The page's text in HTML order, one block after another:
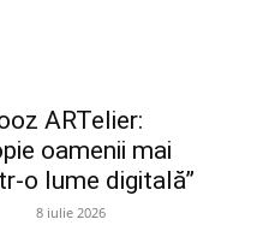
ARTelier:
oamenii mai
o lume digitală”
8 iulie 2026